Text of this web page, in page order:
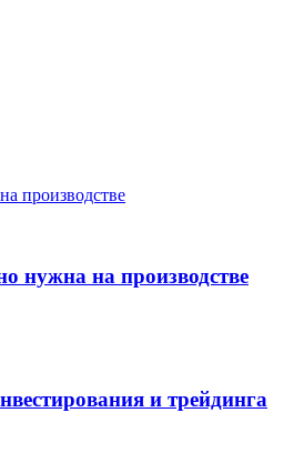
нужна на производстве
и трейдинга